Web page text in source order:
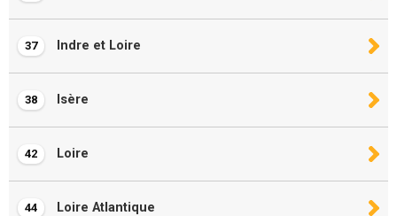
37 Indre et Loire
38 Isère
42 Loire
44 Loire Atlantique